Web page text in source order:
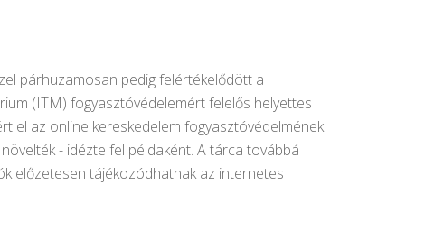
párhuzamosan pedig felértékelődött a
(ITM) fogyasztóvédelemért felelős helyettes
el az online kereskedelem fogyasztóvédelmének
- idézte fel példaként. A tárca továbbá
előzetesen tájékozódhatnak az internetes